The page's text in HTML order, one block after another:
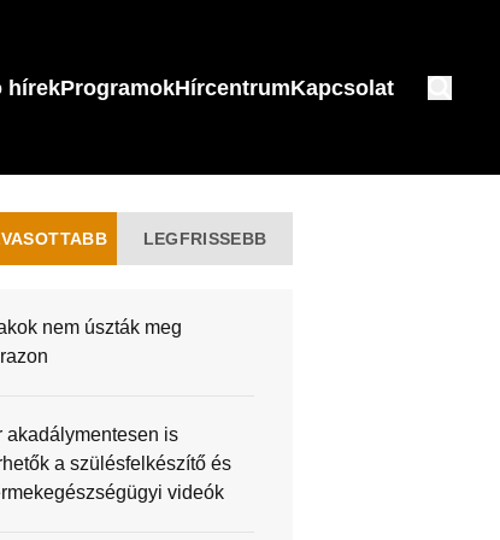
hírekProgramokHírcentrumKapcsolat
LEGFRISSEBB
nem úszták meg
akadálymentesen is
a szülésfelkészítő és
videók